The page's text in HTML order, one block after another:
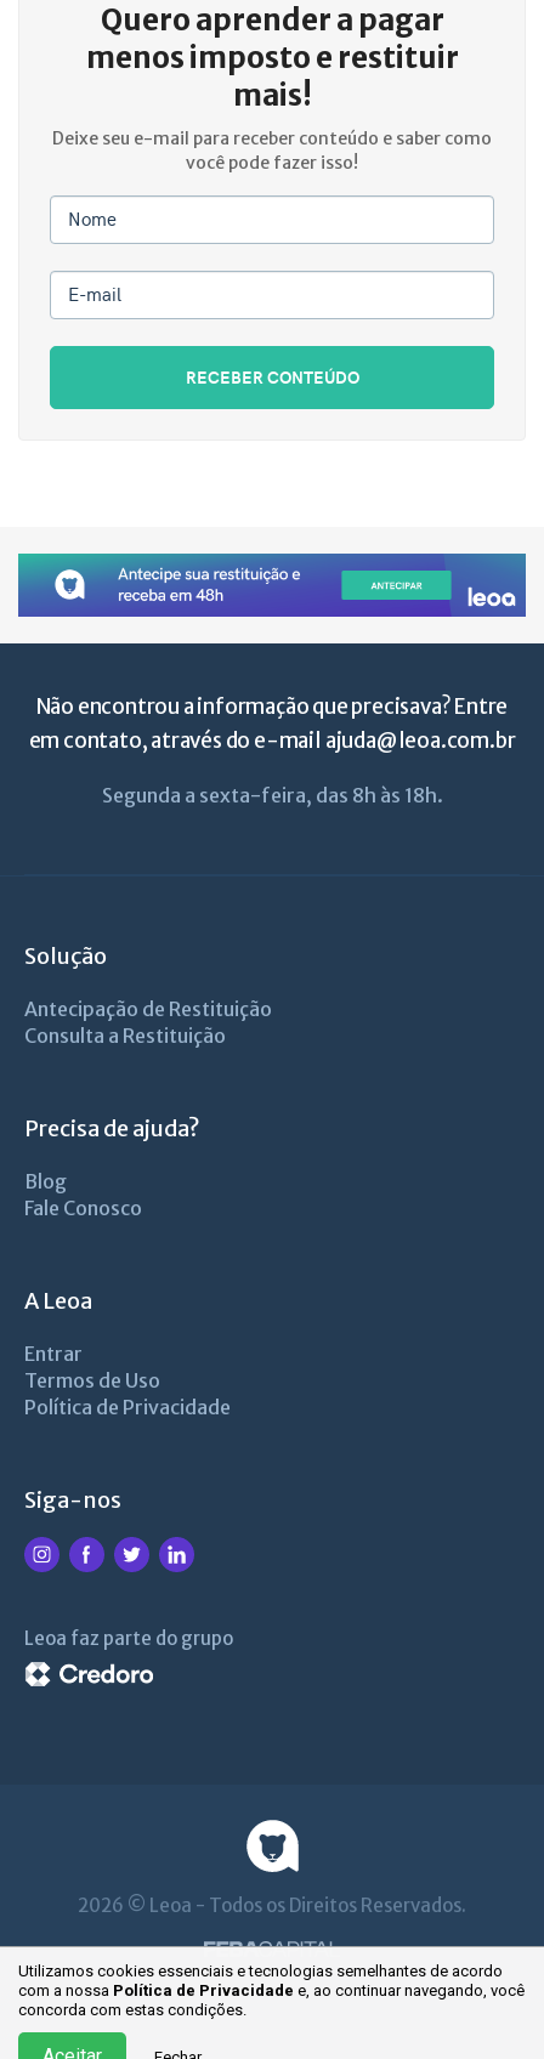
Quero aprender a pagar
menos imposto e restituir
mais!
Deixe seu e-mail para receber conteúdo e saber como
você pode fazer isso!
Nome
E-mail
RECEBER CONTEÚDO
Utilizamos cookies essenciais e tecnologias semelhantes de acordo
com a nossa Política de Privacidade e, ao continuarnavegando, você
concorda com estas condições.
Não encontrou a informação que precisava? Entre
em contato, através do e-mail ajuda@leoa.com.br
Segunda a sexta-feira, das 8h às 18h.
Solução
Antecipação de Restituição
Consulta a Restituição
Precisa de ajuda?
Blog
Fale Conosco
A Leoa
Entrar
Termos de Uso
Política de Privacidade
Siga-nos
Leoa faz parte do grupo
2026 © Leoa - Todos os Direitos Reservados.